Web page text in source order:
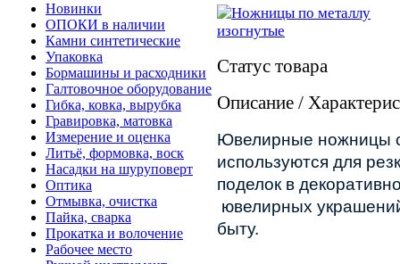
Новинки
ОПОКИ в наличии
Камни синтетические
Упаковка
Бормашины и расходники
Галтовочное оборудование
Гибка, ковка, вырубка
Гравировка, матовка
Измерение и оценка
Литьё, формовка, воск
Насадки на шуруповерт
Оптика
Отмывка, очистка
Пайка, сварка
Прокатка и волочение
Рабочее место
Статус товара
Описание /
Ювелирные ножницы
используются для
поделок в
ювелирных
быту.